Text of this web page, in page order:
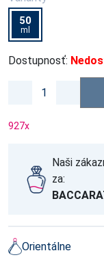
50
ml
Dostupnosť:
927x
Naši
za:
Orientálne